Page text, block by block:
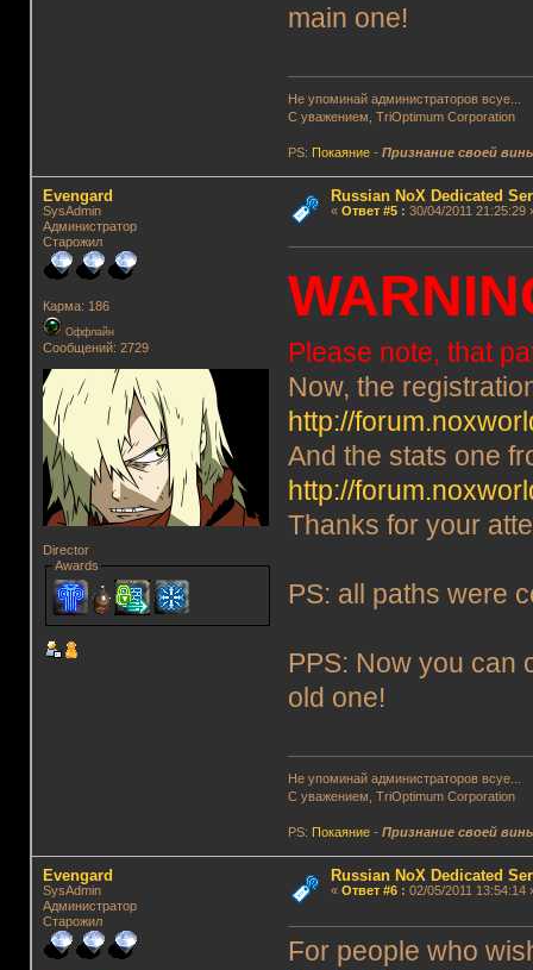
main one!
Не упоминай администраторов всуе...
С уважением, TriOptimum Corporation
PS: Покаяние -Признание своей
Evengard
SysAdmin
Администратор
Старожил
Карма: 186
Оффлайн
Сообщений: 2729
Director
Awards
Russian NoX Dedicated
« Ответ #5: 30/04/2011 21:25:29
Please note, that
Now, the
http://
And the stats one
http://
Thanks for your
PS: all paths were
PPS: Now you can
old one!
Не упоминай администраторов всуе...
С уважением, TriOptimum Corporation
PS: Покаяние -Признание своей
Evengard
SysAdmin
Администратор
Старожил
Russian NoX Dedicated
« Ответ #6: 02/05/2011 13:54:14
For people who